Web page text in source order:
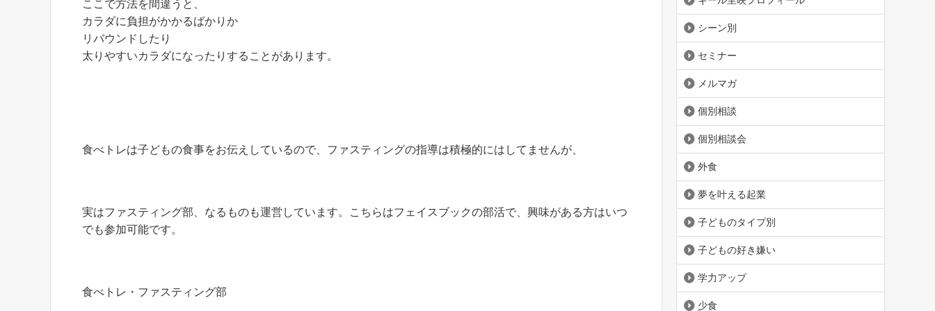
ここで方法を間違うと、
カラダに負担がかかるばかりか
リバウンドしたり
太りやすいカラダになったりすることがあります。
食べトレは子どもの食事をお伝えしているので、ファスティングの指導は積極的にはしてませんが、
実はファスティング部、なるものも運営しています。こちらはフェイスブックの部活で、興味がある方はいつ
でも参加可能です。
食べトレ・ファスティング部
シーン別
セミナー
メルマガ
個別相談
個別相談会
外食
夢を叶える起業
子どものタイプ別
子どもの好き嫌い
学力アップ
少食